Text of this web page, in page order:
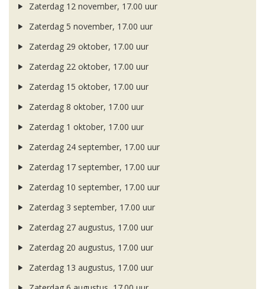
Zaterdag 12 november, 17.00 uur
Zaterdag 5 november, 17.00 uur
Zaterdag 29 oktober, 17.00 uur
Zaterdag 22 oktober, 17.00 uur
Zaterdag 15 oktober, 17.00 uur
Zaterdag 8 oktober, 17.00 uur
Zaterdag 1 oktober, 17.00 uur
Zaterdag 24 september, 17.00 uur
Zaterdag 17 september, 17.00 uur
Zaterdag 10 september, 17.00 uur
Zaterdag 3 september, 17.00 uur
Zaterdag 27 augustus, 17.00 uur
Zaterdag 20 augustus, 17.00 uur
Zaterdag 13 augustus, 17.00 uur